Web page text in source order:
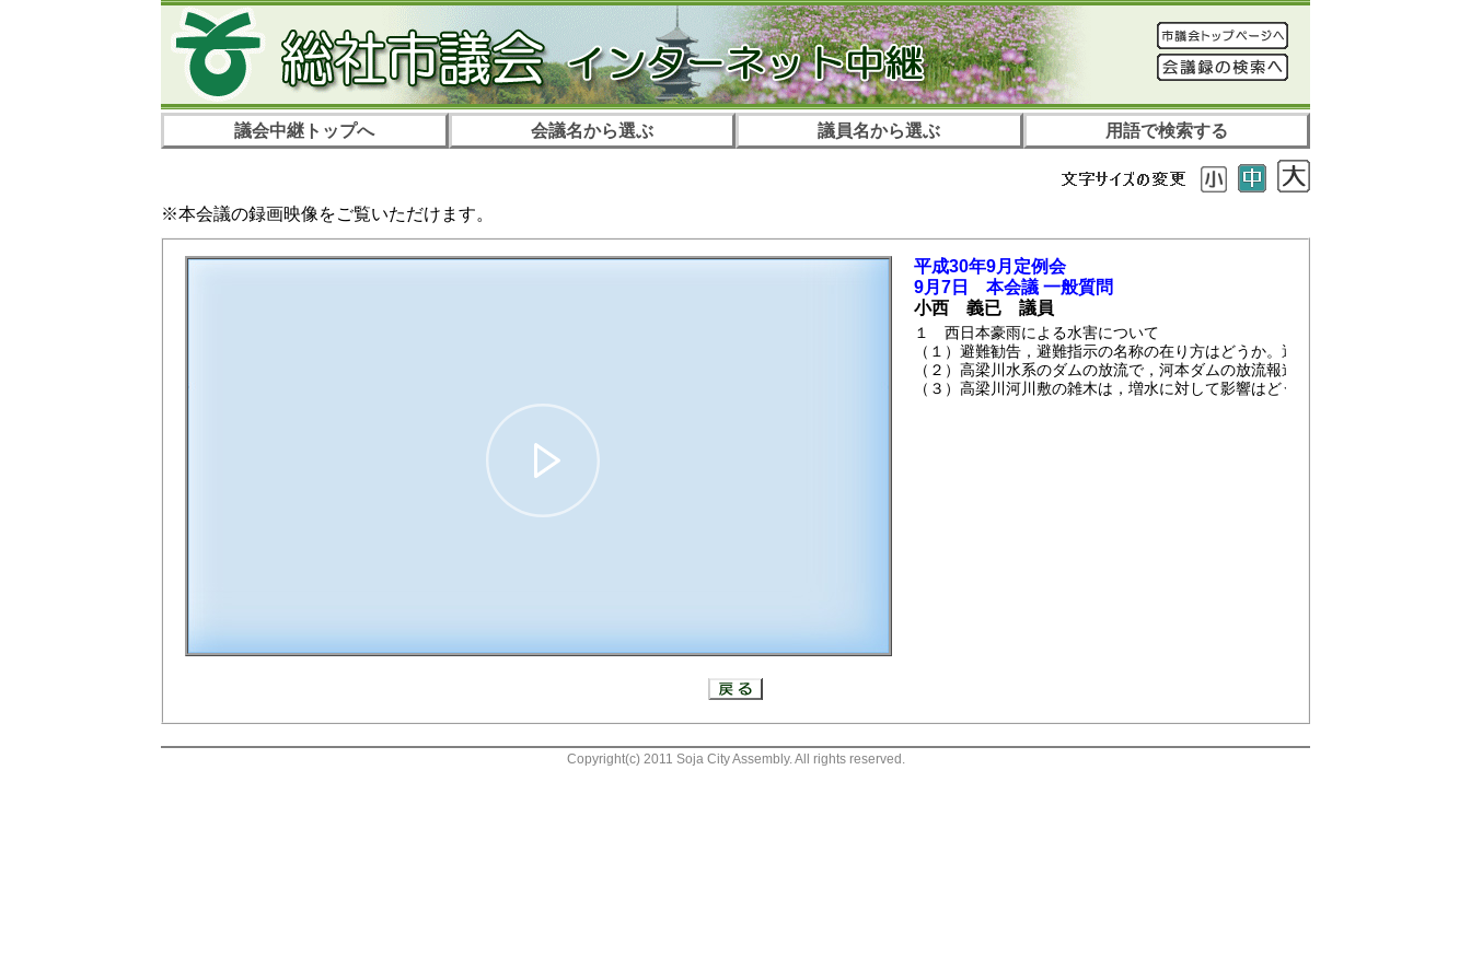
議会中継トップへ 会議名から選ぶ 議員名から選ぶ 用語で検索する
※本会議の録画映像をご覧いただけます。
平成30年9月定例会
9月7日 本会議 一般質問
小西 義已 議員
１ 西日本豪雨による水害について
（１）避難勧告，避難指示の名称の在り方はどうか。避難命令は出せないのか。
（２）高梁川水系のダムの放流で，河本ダムの放流報道（ＮＨＫ）があったが
（３）高梁川河川敷の雑木は，増水に対して影響はどうか。また，天井川化
Copyright(c) 2011 Soja City Assembly. All rights reserved.